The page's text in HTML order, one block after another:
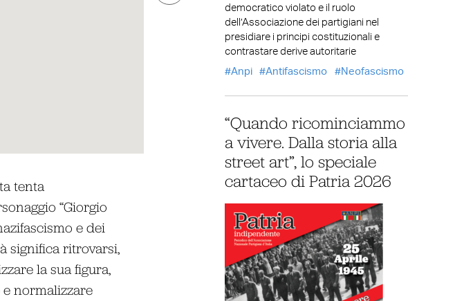
tenta
“Giorgio
e dei
significa ritrovarsi,
la sua figura,
normalizzare
democratico violato e il ruolo
dell’Associazione dei partigiani nel
presidiare i principi costituzionali e
contrastare derive autoritarie
Anpi
Antifascismo Neofascismo
“Quando ricominciammo
a vivere. Dalla storia alla
street art”, lo speciale
cartaceo di Patria 2026